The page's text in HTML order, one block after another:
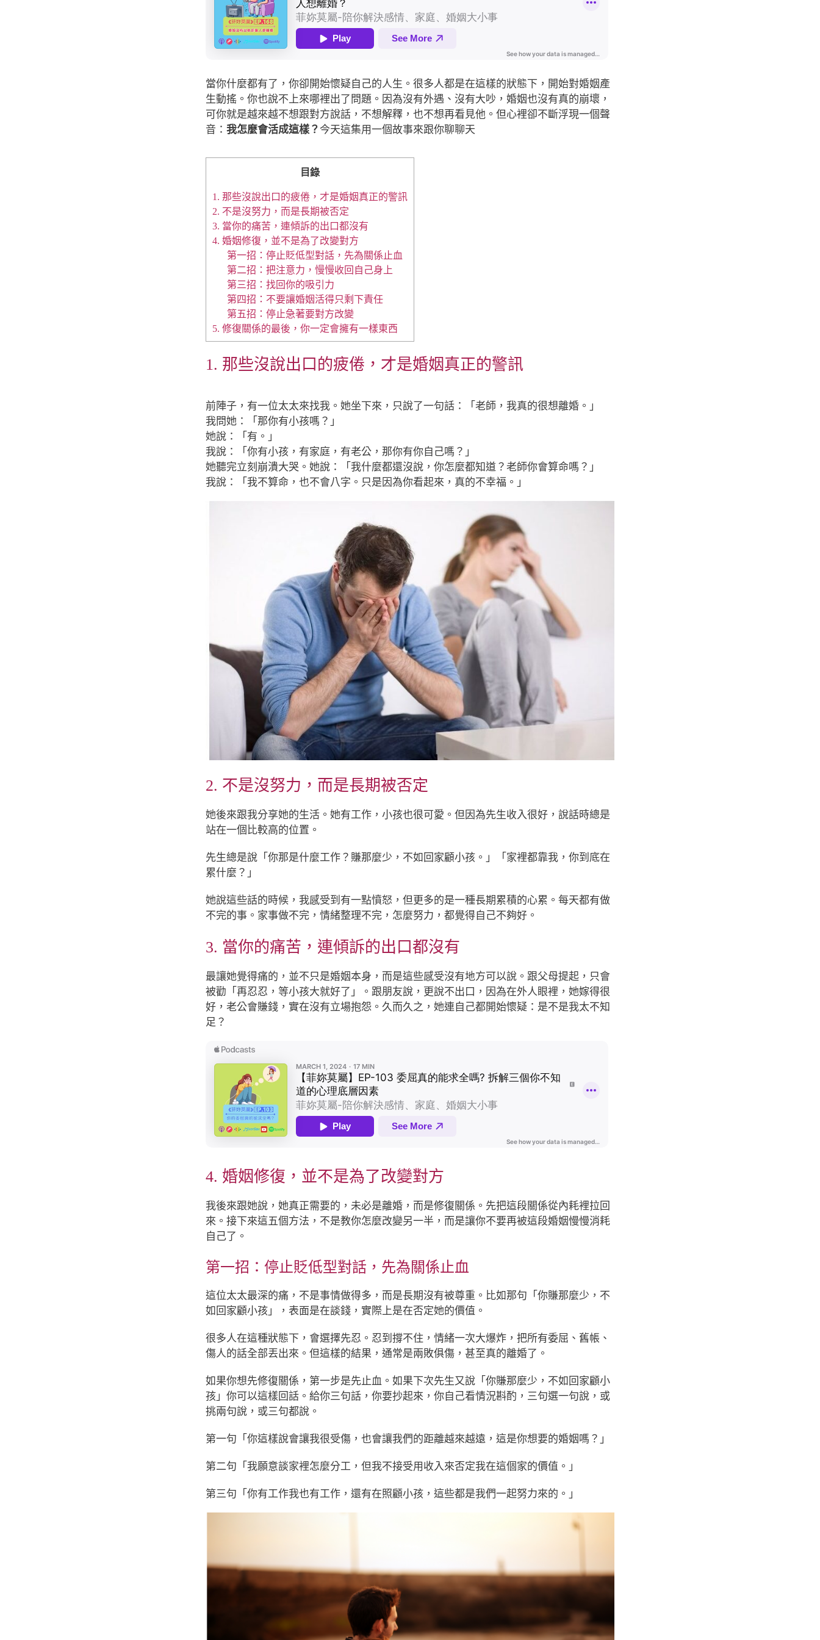
當你什麼都有了，你卻開始懷疑自己的人生。很多人都是在這樣的狀態下，開始對婚姻產
生動搖。你也說不上來哪裡出了問題。因為沒有外遇、沒有大吵，婚姻也沒有真的崩壞，
可你就是越來越不想跟對方說話，不想解釋，也不想再看見他。但心裡卻不斷浮現一個聲
音： 我怎麼會活成這樣？ 今天這集用一個故事來跟你聊聊天
目錄
1. 那些沒說出口的疲倦，才是婚姻真正的警訊
2. 不是沒努力，而是長期被否定
3. 當你的痛苦，連傾訴的出口都沒有
4. 婚姻修復，並不是為了改變對方
第一招：停止貶低型對話，先為關係止血
第二招：把注意力，慢慢收回自己身上
第三招：找回你的吸引力
第四招：不要讓婚姻活得只剩下責任
第五招：停止急著要對方改變
5. 修復關係的最後，你一定會擁有一樣東西
1. 那些沒說出口的疲倦，才是婚姻真正的警訊
前陣子，有一位太太來找我。她坐下來，只說了一句話：「老師，我真的很想離婚。」
我問她：「那你有小孩嗎？」
她說：「有。」
我說：「你有小孩，有家庭，有老公，那你有你自己嗎？」
她聽完立刻崩潰大哭。她說：「我什麼都還沒說，你怎麼都知道？老師你會算命嗎？」
我說：「我不算命，也不會八字。只是因為你看起來，真的不幸福。」
2. 不是沒努力，而是長期被否定
她後來跟我分享她的生活。她有工作，小孩也很可愛。但因為先生收入很好，說話時總是
站在一個比較高的位置。
先生總是說「你那是什麼工作？賺那麼少，不如回家顧小孩。」「家裡都靠我，你到底在
累什麼？」
她說這些話的時候，我感受到有一點憤怒，但更多的是一種長期累積的心累。每天都有做
不完的事。家事做不完，情緒整理不完，怎麼努力，都覺得自己不夠好。
3. 當你的痛苦，連傾訴的出口都沒有
最讓她覺得痛的，並不只是婚姻本身，而是這些感受沒有地方可以說。跟父母提起，只會
被勸「再忍忍，等小孩大就好了」。跟朋友說，更說不出口，因為在外人眼裡，她嫁得很
好，老公會賺錢，實在沒有立場抱怨。久而久之，她連自己都開始懷疑：是不是我太不知
足？
4. 婚姻修復，並不是為了改變對方
我後來跟她說，她真正需要的，未必是離婚，而是修復關係。先把這段關係從內耗裡拉回
來。接下來這五個方法，不是教你怎麼改變另一半，而是讓你不要再被這段婚姻慢慢消耗
自己了。
第一招：停止貶低型對話，先為關係止血
這位太太最深的痛，不是事情做得多，而是長期沒有被尊重。比如那句「你賺那麼少，不
如回家顧小孩」，表面是在談錢，實際上是在否定她的價值。
很多人在這種狀態下，會選擇先忍。忍到撐不住，情緒一次大爆炸，把所有委屈、舊帳、
傷人的話全部丟出來。但這樣的結果，通常是兩敗俱傷，甚至真的離婚了。
如果你想先修復關係，第一步是先止血。如果下次先生又說「你賺那麼少，不如回家顧小
孩」你可以這樣回話。給你三句話，你要抄起來，你自己看情況斟酌，三句選一句說，或
挑兩句說，或三句都說。
第一句「你這樣說會讓我很受傷，也會讓我們的距離越來越遠，這是你想要的婚姻嗎？」
第二句「我願意談家裡怎麼分工，但我不接受用收入來否定我在這個家的價值。」
第三句「你有工作我也有工作，還有在照顧小孩，這些都是我們一起努力來的。」